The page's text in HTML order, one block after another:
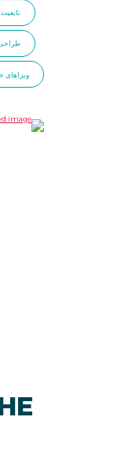
طراحی
ویزاهای